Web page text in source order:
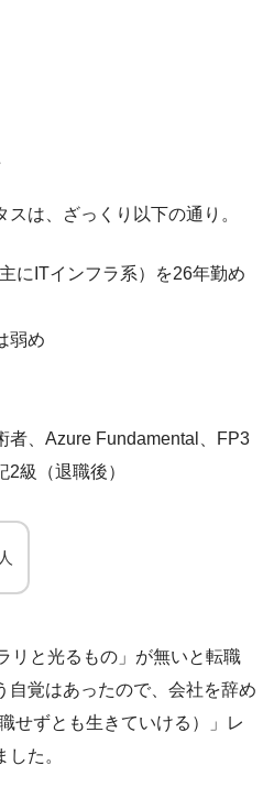
は、ざっくり以下の通り。
にITインフラ系）を26年勤め
弱め
者、Azure Fundamental、FP3
級（退職後）
リと光るもの」が無いと転職
自覚はあったので、会社を辞め
せずとも生きていける）」レ
た。